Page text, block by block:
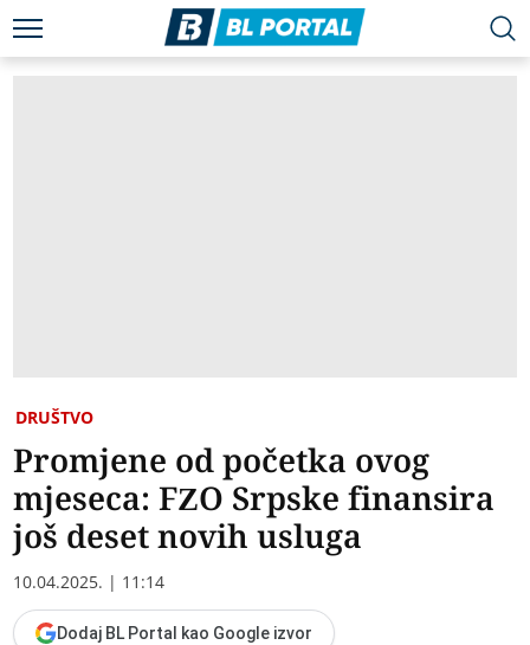
DRUŠTVO
Promjene od početka ovog
mjeseca: FZO Srpske finansira
još deset novih usluga
10.04.2025. | 11:14
Dodaj BL Portal kao Google izvor